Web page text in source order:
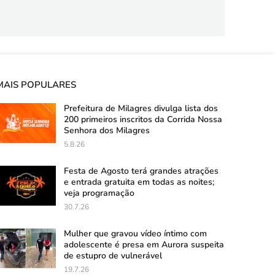
POPULARES
Prefeitura de Milagres divulga lista dos
200 primeiros inscritos da Corrida Nossa
Senhora dos Milagres
5.8.26
Festa de Agosto terá grandes atrações
e entrada gratuita em todas as noites;
veja programação
30.7.26
Mulher que gravou vídeo íntimo com
adolescente é presa em Aurora suspeita
de estupro de vulnerável
19.7.26